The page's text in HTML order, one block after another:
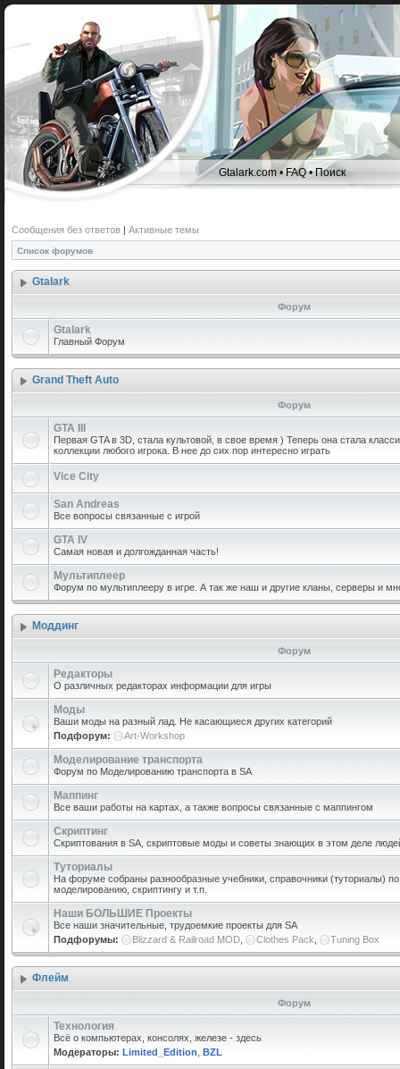
Gtalark.com •FAQ•Поиск
Сообщения без ответов | Активные темы
Список форумов
Gtalark
Форум
Gtalark
Главный Форум
Grand Theft Auto
Форум
GTA III
Первая GTA в 3D, стала культовой, в свое время ) Теперь она стала
коллекции любого игрока. В нее до сих пор интересно играть
Vice City
San Andreas
Все вопросы связанные с игрой
GTA IV
Самая новая и долгожданная часть!
Мультиплеер
Форум по мультиплееру в игре. А так же наш и другие кланы, серверы и
Моддинг
Форум
Редакторы
О различных редакторах информации для игры
Моды
Ваши моды на разный лад. Не касающиеся других категорий
Подфорум:
Art-Workshop
Моделирование транспорта
Форум по Моделированию транспорта в SA
Маппинг
Все ваши работы на картах, а также вопросы связанные с маппингом
Скриптинг
Скриптования в SA, скриптовые моды и советы знающих в этом деле
Туториалы
На форуме собраны разнообразные учебники, справочники (туториалы)
моделированию, скриптингу и т.п.
Наши БОЛЬШИЕ Проекты
Все наши значительные, трудоемкие проекты для SA
Подфорумы:
Blizzard & Railroad MOD Clothes Pack Tuning Box
Флейм
Форум
Технология
Всё о компьютерах, консолях, железе - здесь
Модераторы: Limited_Edition BZL